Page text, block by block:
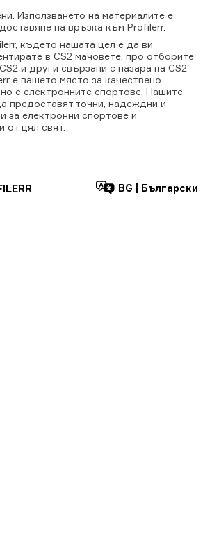
Използването на материалите е
на връзка към Profilerr.
където нашата цел е да ви
в CS2 мачовете, про отборите
и други свързани с пазара на CS2
е вашето място за качествено
с електронните спортове. Нашите
предоставят точни, надеждни и
за електронни спортове и
от цял свят.
BG Български